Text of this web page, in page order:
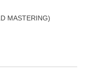
MASTERING)